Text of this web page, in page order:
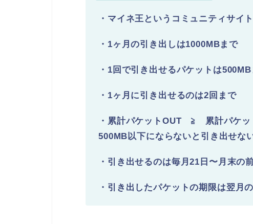
・マイネ王というコミュニティサイ
・1ヶ月の引き出しは1000MBまで
・1回で引き出せるパケットは
・1ヶ月に引き出せるのは2回まで
・累計パケットOUT ≧ 累計パケッ
500MB以下にならないと引き出せな
・引き出せるのは毎月21日〜月末の
・引き出したパケットの期限は翌月